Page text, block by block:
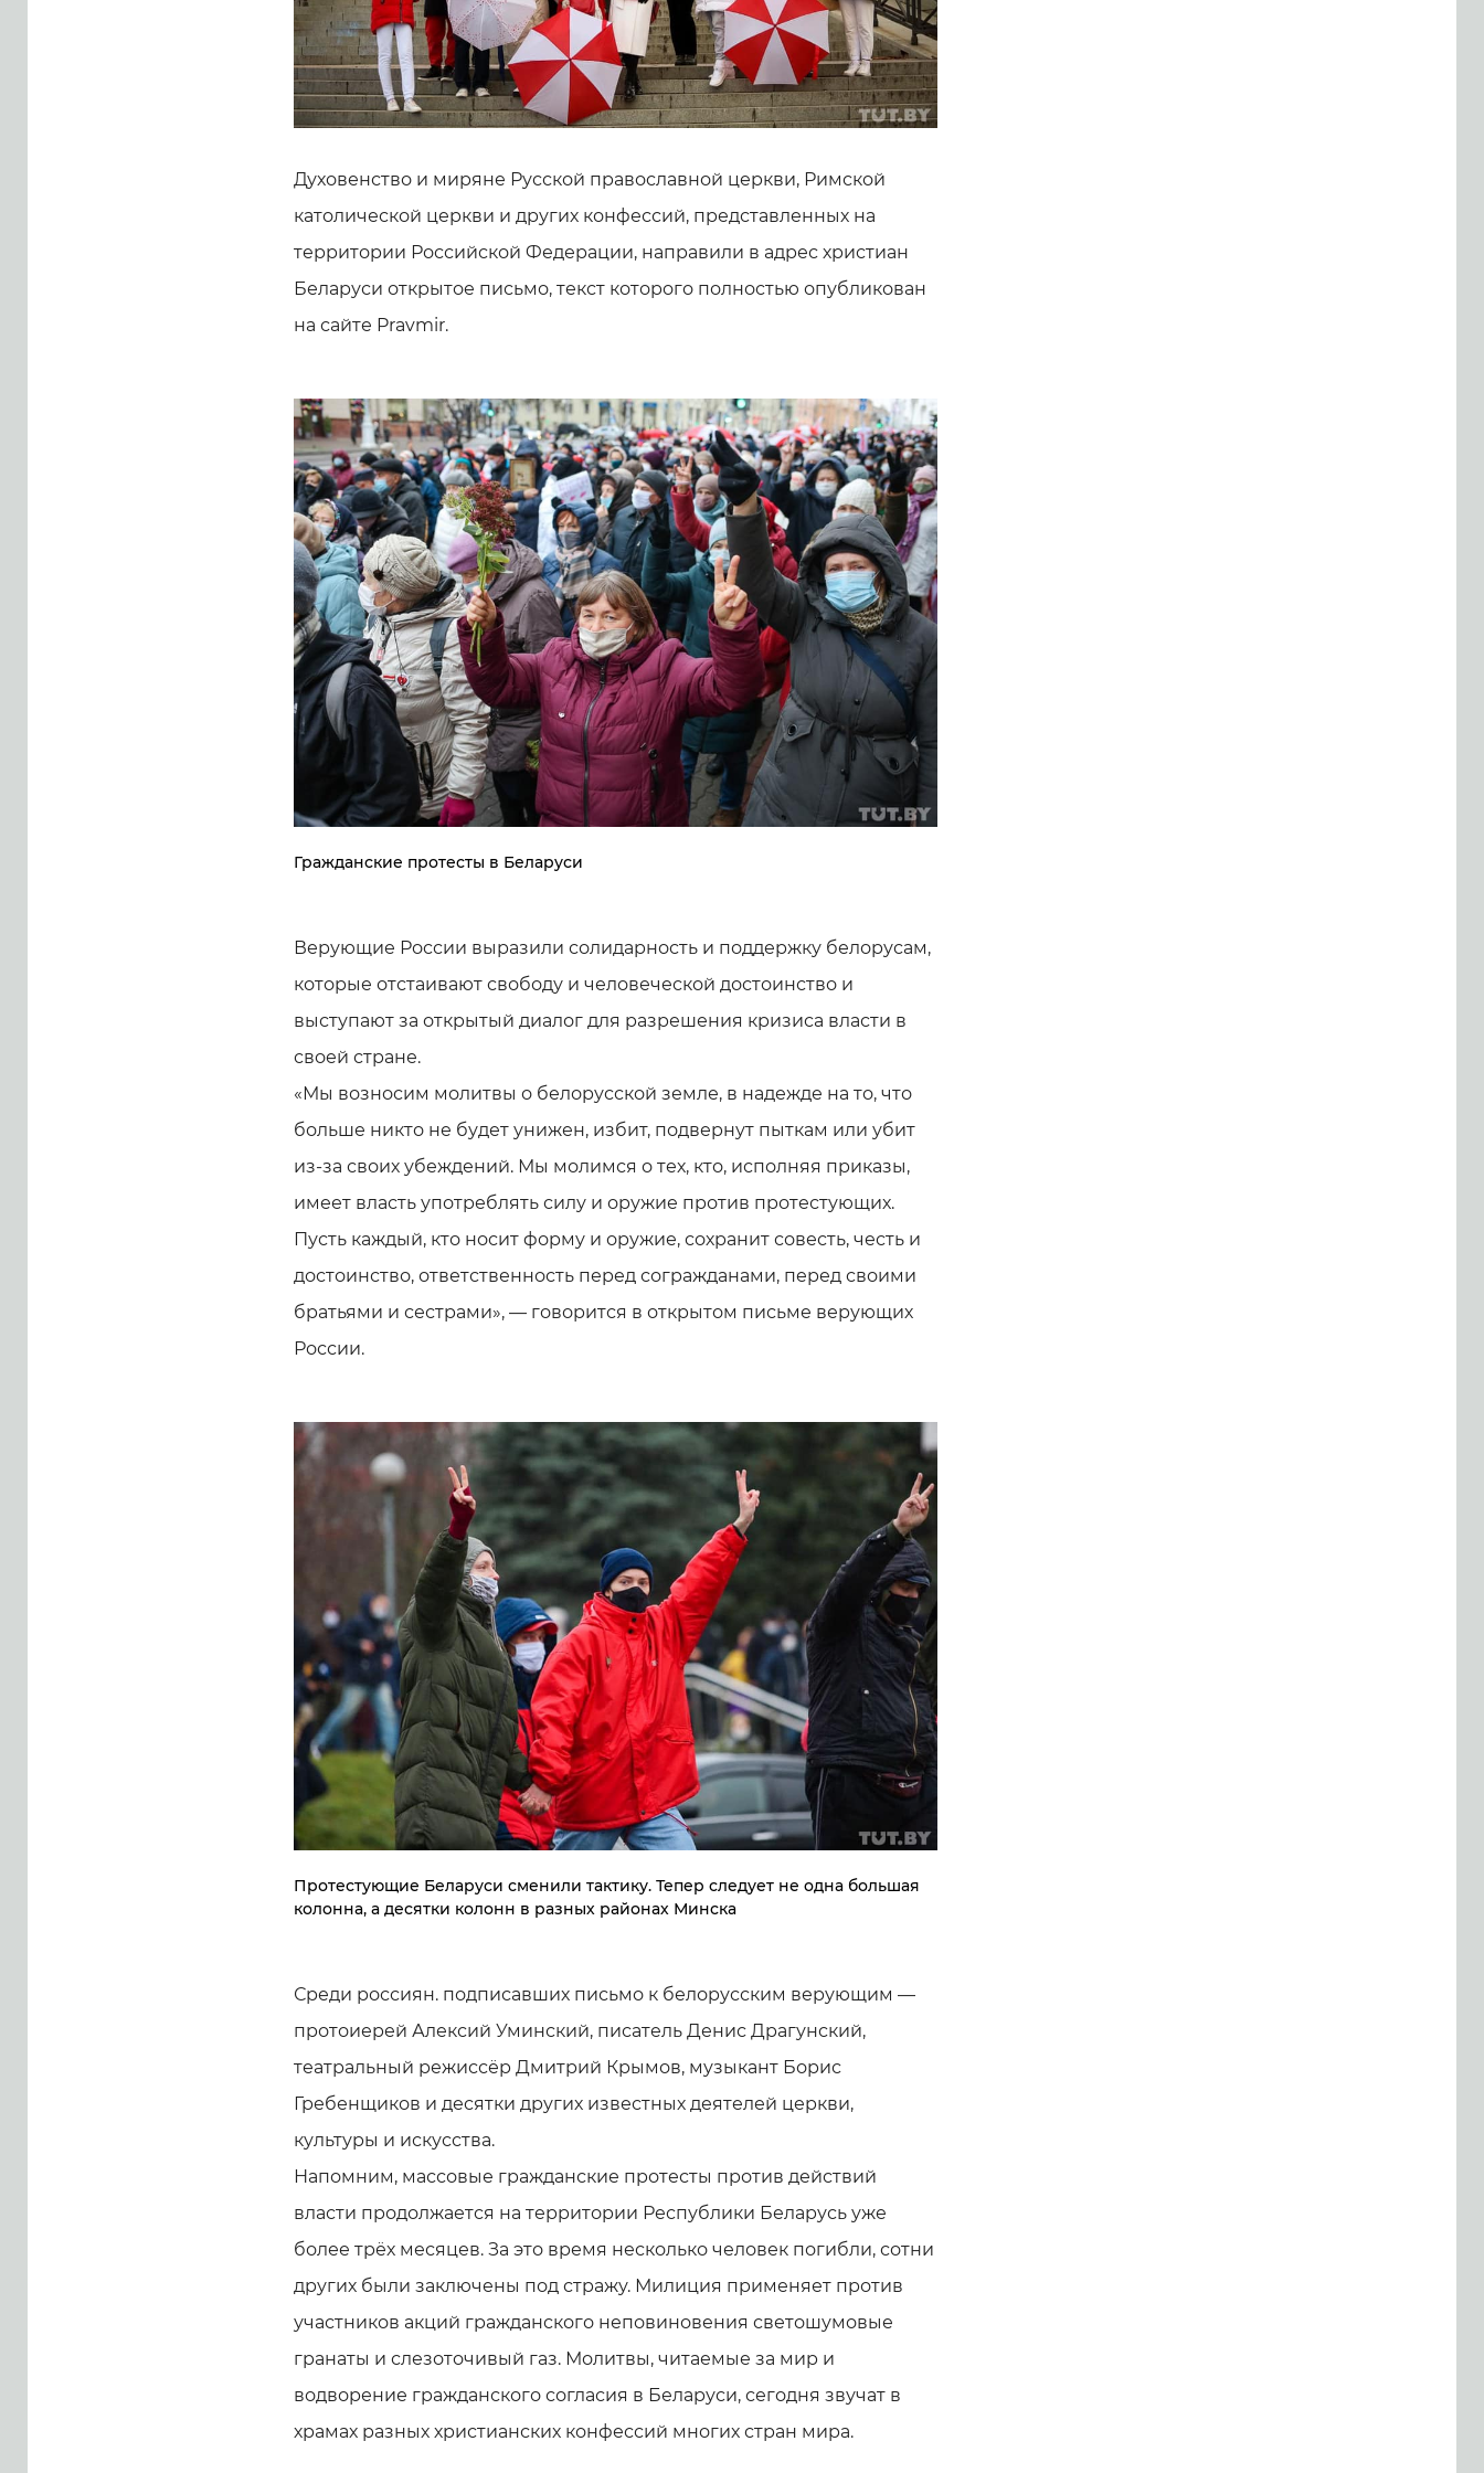
Духовенство и миряне Русской православной церкви, Римской
католической церкви и других конфессий, представленных на
территории Российской Федерации, направили в адрес христиан
Беларуси открытое письмо, текст которого полностью опубликован
на сайте Pravmir.
Гражданские протесты в Беларуси
Верующие России выразили солидарность и поддержку белорусам,
которые отстаивают свободу и человеческой достоинство и
выступают за открытый диалог для разрешения кризиса власти в
своей стране.
«Мы возносим молитвы о белорусской земле, в надежде на то, что
больше никто не будет унижен, избит, подвернут пыткам или убит
из-за своих убеждений. Мы молимся о тех, кто, исполняя приказы,
имеет власть употреблять силу и оружие против протестующих.
Пусть каждый, кто носит форму и оружие, сохранит совесть, честь и
достоинство, ответственность перед согражданами, перед своими
братьями и сестрами», — говорится в открытом письме верующих
России.
Протестующие Беларуси сменили тактику. Тепер следует не одна большая
колонна, а десятки колонн в разных районах Минска
Среди россиян. подписавших письмо к белорусским верующим —
протоиерей Алексий Уминский, писатель Денис Драгунский,
театральный режиссёр Дмитрий Крымов, музыкант Борис
Гребенщиков и десятки других известных деятелей церкви,
культуры и искусства.
Напомним, массовые гражданские протесты против действий
власти продолжается на территории Республики Беларусь уже
более трёх месяцев. За это время несколько человек погибли, сотни
других были заключены под стражу. Милиция применяет против
участников акций гражданского неповиновения светошумовые
гранаты и слезоточивый газ. Молитвы, читаемые за мир и
водворение гражданского согласия в Беларуси, сегодня звучат в
храмах разных христианских конфессий многих стран мира.